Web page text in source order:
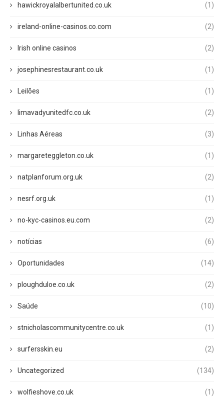
hawickroyalalbertunited.co.uk (1)
ireland-online-casinos.co.com (2)
Irish online casinos (2)
josephinesrestaurant.co.uk (1)
Leilões (1)
limavadyunitedfc.co.uk (2)
Linhas Aéreas (3)
margareteggleton.co.uk (1)
natplanforum.org.uk (2)
nesrf.org.uk (1)
no-kyc-casinos.eu.com (2)
notícias (6)
Oportunidades (14)
ploughduloe.co.uk (2)
Saúde (10)
stnicholascommunitycentre.co.uk (1)
surfersskin.eu (2)
Uncategorized (134)
wolfieshove.co.uk (1)